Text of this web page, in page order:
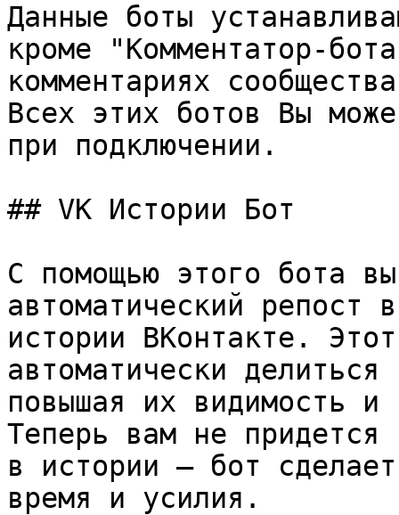
Данные боты
кроме "Комментатор-
комментариях
Всех этих ботов Вы
при подключении.
## VK Истории Бот
С помощью этого бота
автоматический репост
истории ВКонтакте.
автоматически
повышая их видимость
Теперь вам не придется
в истории — бот
время и усилия.